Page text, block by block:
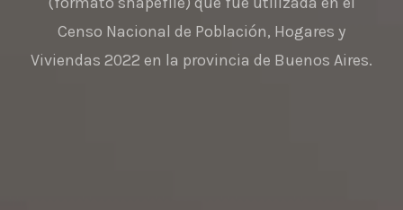
de municipio”.
Censo Nacional de Población, Hogares y
Viviendas 2022 en la provincia de Buenos Aires.